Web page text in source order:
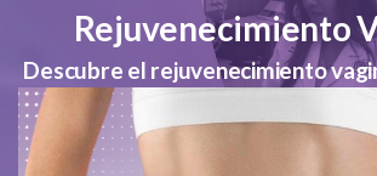
Rejuvenecimiento
Descubre el rejuvenecimiento
No tienes que renunciar a una
recupera tu bienestar y confianza.
consulta discreta